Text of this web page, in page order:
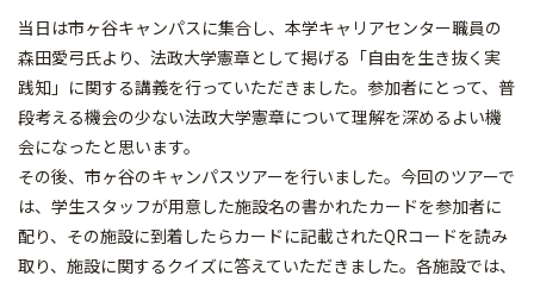
当日は市ヶ谷キャンパスに集合し、本学キャリアセンター職員の
森田愛弓氏より、法政大学憲章として掲げる「自由を生き抜く実
践知」に関する講義を行っていただきました。参加者にとって、普
段考える機会の少ない法政大学憲章について理解を深めるよい機
会になったと思います。
その後、市ヶ谷のキャンパスツアーを行いました。今回のツアーで
は、学生スタッフが用意した施設名の書かれたカードを参加者に
配り、その施設に到着したらカードに記載されたQRコードを読み
取り、施設に関するクイズに答えていただきました。各施設では、